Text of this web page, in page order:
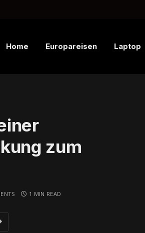
Home Europareisen Laptop
zum
1 MIN READ